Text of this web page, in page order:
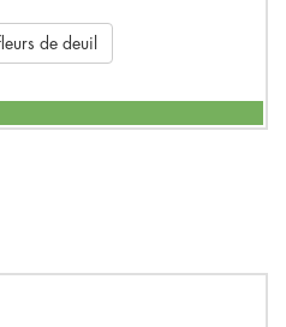
de deuil